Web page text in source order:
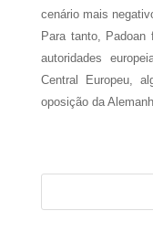
cenário mais
Para tanto,
autoridades
Central Europeu,
oposição da